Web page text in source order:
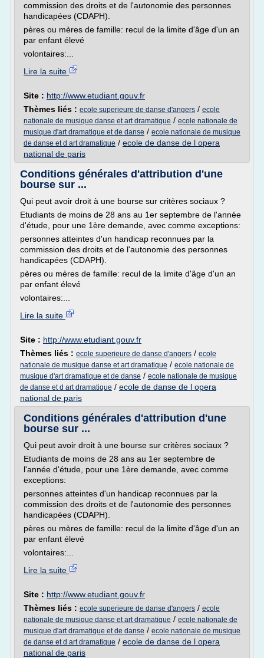
commission des droits et de l'autonomie des personnes
handicapées (CDAPH).
pères ou mères de famille: recul de la limite d'âge d'un an
par enfant élevé
volontaires:...
Lire la suite
Site : http://www.etudiant.gouv.fr
Thèmes liés : ecole superieure de danse d'angers / ecole
nationale de musique danse et art dramatique / ecole nationale de
musique d'art dramatique et de danse / ecole nationale de musique
de danse et d art dramatique / ecole de danse de l opera
national de paris
Conditions générales d'attribution d'une
bourse sur ...
Qui peut avoir droit à une bourse sur critères sociaux ?
Etudiants de moins de 28 ans au 1er septembre de l'année
d'étude, pour une 1ère demande, avec comme exceptions:
personnes atteintes d'un handicap reconnues par la
commission des droits et de l'autonomie des personnes
handicapées (CDAPH).
pères ou mères de famille: recul de la limite d'âge d'un an
par enfant élevé
volontaires:...
Lire la suite
Site : http://www.etudiant.gouv.fr
Thèmes liés : ecole superieure de danse d'angers / ecole
nationale de musique danse et art dramatique / ecole nationale de
musique d'art dramatique et de danse / ecole nationale de musique
de danse et d art dramatique / ecole de danse de l opera
national de paris
Conditions générales d'attribution d'une
bourse sur ...
Qui peut avoir droit à une bourse sur critères sociaux ?
Etudiants de moins de 28 ans au 1er septembre de
l'année d'étude, pour une 1ère demande, avec comme
exceptions:
personnes atteintes d'un handicap reconnues par la
commission des droits et de l'autonomie des personnes
handicapées (CDAPH).
pères ou mères de famille: recul de la limite d'âge d'un an
par enfant élevé
volontaires:...
Lire la suite
Site : http://www.etudiant.gouv.fr
Thèmes liés : ecole superieure de danse d'angers / ecole
nationale de musique danse et art dramatique / ecole nationale de
musique d'art dramatique et de danse / ecole nationale de musique
de danse et d art dramatique / ecole de danse de l opera
national de paris